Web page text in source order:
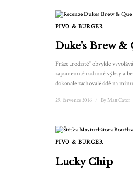
PIVO & BURGER
Duke's Brew &
Fráze „rodiště“ obvykle
zapomenuté rodinné výlety a
dokonale zachovalé ódě na
29. července 2016 By Matt Cator
PIVO & BURGER
Lucky Chip